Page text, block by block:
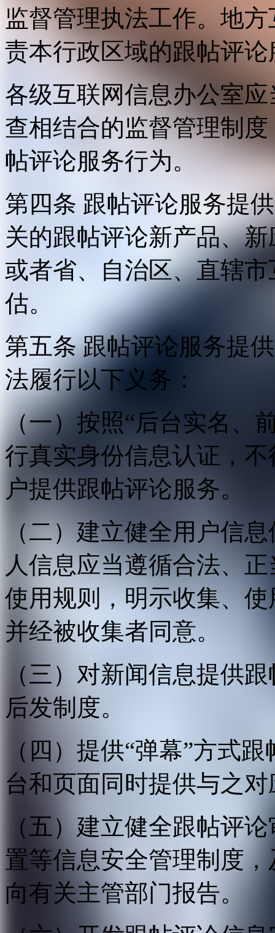
监督管理执法工作。地
责本行政区域的跟帖评
各级互联网信息办公室
查相结合的监督管理制
帖评论服务行为。
第四条 跟帖评论服务提
关的跟帖评论新产品、
或者省、自治区、直辖
估。
第五条 跟帖评论服务提
法履行以下义务：
（一）按照“后台实名、
行真实身份信息认证，
户提供跟帖评论服务。
（二）建立健全用户信
人信息应当遵循合法、
使用规则，明示收集、
并经被收集者同意。
（三）对新闻信息提供
后发制度。
（四）提供“弹幕”方式
台和页面同时提供与之
（五）建立健全跟帖评
置等信息安全管理制度
向有关主管部门报告。